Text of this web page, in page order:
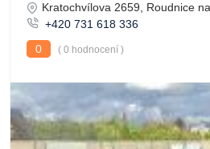
Kratochvílova 2659, Roudnice
+420 731 618 336
0
( 0 hodnocení )